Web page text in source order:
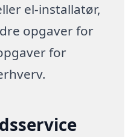
el-installatør,
opgaver for
for